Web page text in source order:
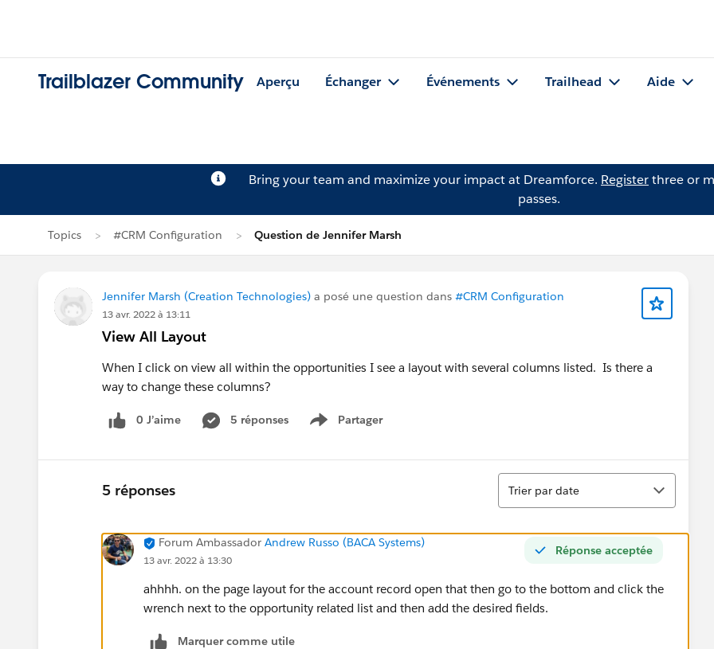
Trailblazer Community Aperçu Échanger Événements Trailhead Aide
Bring your team and maximize your impact at Dreamforce. Registerthree or
passes.
Topics #CRM Configuration Question de Jennifer Marsh
Jennifer Marsh (Creation Technologies) a posé une question dans #CRM Configuration
13 avr. 2022 à 13:11
View All Layout
When I click on view all within the opportunities I see a layout with several columns listed. Is there a
way to change these columns?
0 J’aime 5 réponses Partager
Show menu
5 réponses
Tri
Trier par date
Réponse acceptée
Forum Ambassador Andrew Russo (BACA Systems)
13 avr. 2022 à 13:30
ahhhh. on the page layout for the account record open that then go to the bottom and click the
wrench next to the opportunity related list and then add the desired fields.
Marquer comme utile